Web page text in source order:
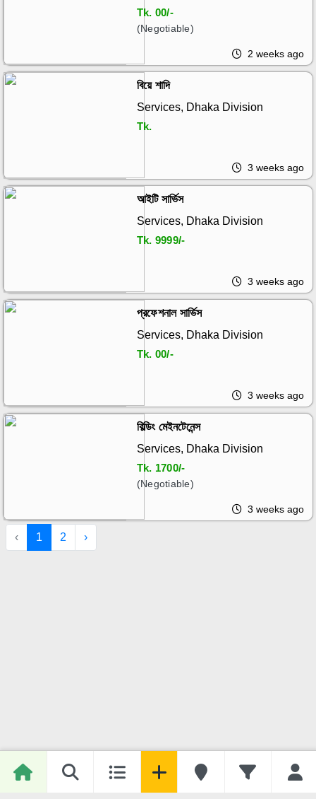
Tk. 00/-
(Negotiable)
2 weeks ago
বিয়ে শাদি
Services, Dhaka Division
Tk.
3 weeks ago
আইটি সার্ভিস
Services, Dhaka Division
Tk. 9999/-
3 weeks ago
প্রফেশনাল সার্ভিস
Services, Dhaka Division
Tk. 00/-
3 weeks ago
বিল্ডিং মেইনটেনেন্স
Services, Dhaka Division
Tk. 1700/-
(Negotiable)
3 weeks ago
‹ 1 2 ›